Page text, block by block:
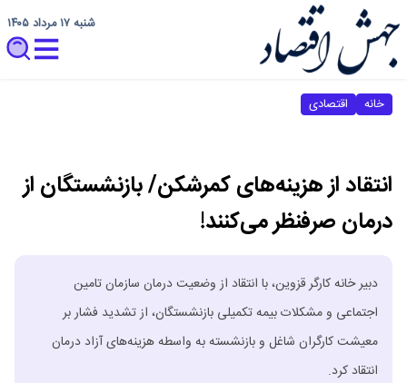
شنبه ۱۷ مرداد ۱۴۰۵
خانه اقتصادی
انتقاد از هزینه‌های کمرشکن/ بازنشستگان از
درمان صرفنظر می‌کنند!
دبیر خانه کارگر قزوین، با انتقاد از وضعیت درمان سازمان تامین
اجتماعی و مشکلات بیمه تکمیلی بازنشستگان، از تشدید فشار بر
معیشت کارگران شاغل و بازنشسته به واسطه هزینه‌های آزاد درمان
انتقاد کرد.